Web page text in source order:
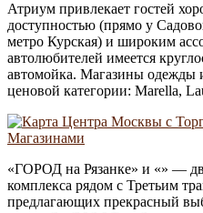
Атриум привлекает гостей
доступностью (прямо у
метро Курская) и широким
автолюбителей имеется
автомойка. Магазины одежды
ценовой категории: Marella,
«ГОРОД на Рязанке» и «» —
комплекса рядом с Третьим
предлагающих прекрасный